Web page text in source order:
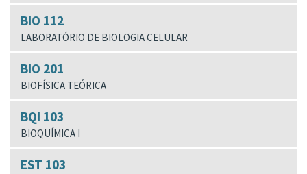
BIO 112
LABORATÓRIO DE BIOLOGIA CELULAR
BIO 201
BIOFÍSICA TEÓRICA
BQI 103
BIOQUÍMICA I
EST 103